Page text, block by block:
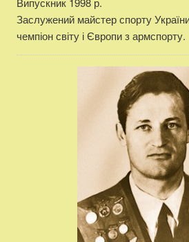
Заслужений майстер спорту
чемпіон світу і Європи з армспорту.